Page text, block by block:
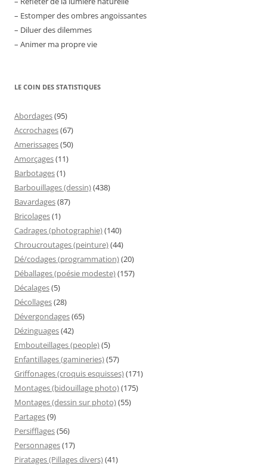
– Estomper des ombres angoissantes
– Diluer des dilemmes
– Animer ma propre vie
LE COIN DES STATISTIQUES
Abordages(95)
Accrochages(67)
Amerissages(50)
Amorçages(11)
Barbotages(1)
Barbouillages (dessin)(438)
Bavardages(87)
Bricolages(1)
Cadrages (photographie)(140)
Chroucroutages (peinture)(44)
Dé/codages (programmation)(20)
Déballages (poésie modeste)(157)
Décalages(5)
Décollages(28)
Dévergondages(65)
Dézinguages(42)
Embouteillages (people)(5)
Enfantillages (gamineries)(57)
Griffonages (croquis esquisses)(171)
Montages (bidouillage photo)(175)
Montages (dessin sur photo)(55)
Partages(9)
Persifflages(56)
Personnages(17)
Piratages (Pillages divers)(41)